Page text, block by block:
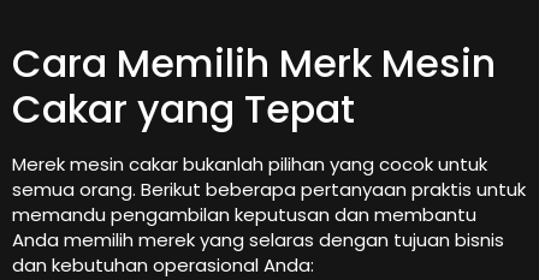
Cara Memilih Merk Mesin
Cakar yang Tepat
Merek mesin cakar bukanlah pilihan yang cocok untuk
semua orang. Berikut beberapa pertanyaan praktis untuk
memandu pengambilan keputusan dan membantu
Anda memilih merek yang selaras dengan tujuan bisnis
dan kebutuhan operasional Anda: